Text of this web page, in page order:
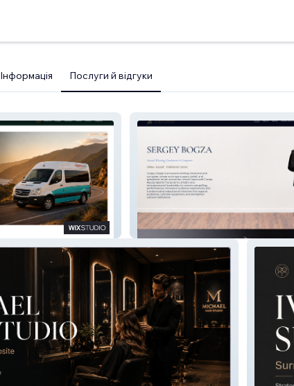
Інформація Послуги й відгуки
Sergey Bogza